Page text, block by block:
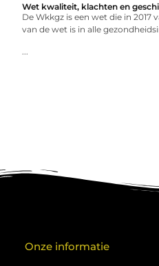
Wet kwaliteit, klachten en
De Wkkgz is een wet die in 2017
van de wet is in alle
...
Onze informatie